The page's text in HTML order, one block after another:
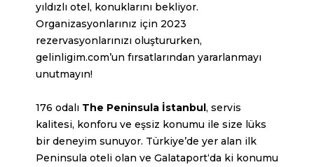
yıldızlı otel, konuklarını bekliyor.
Organizasyonlarınız için 2023
rezervasyonlarınızı oluştururken,
gelinligim.com’un fırsatlarından yararlanmayı
unutmayın!
176 odalı The Peninsula İstanbul , servis
kalitesi, konforu ve eşsiz konumu ile size lüks
bir deneyim sunuyor. Türkiye’de yer alan ilk
Peninsula oteli olan ve Galataport‘da ki konumu